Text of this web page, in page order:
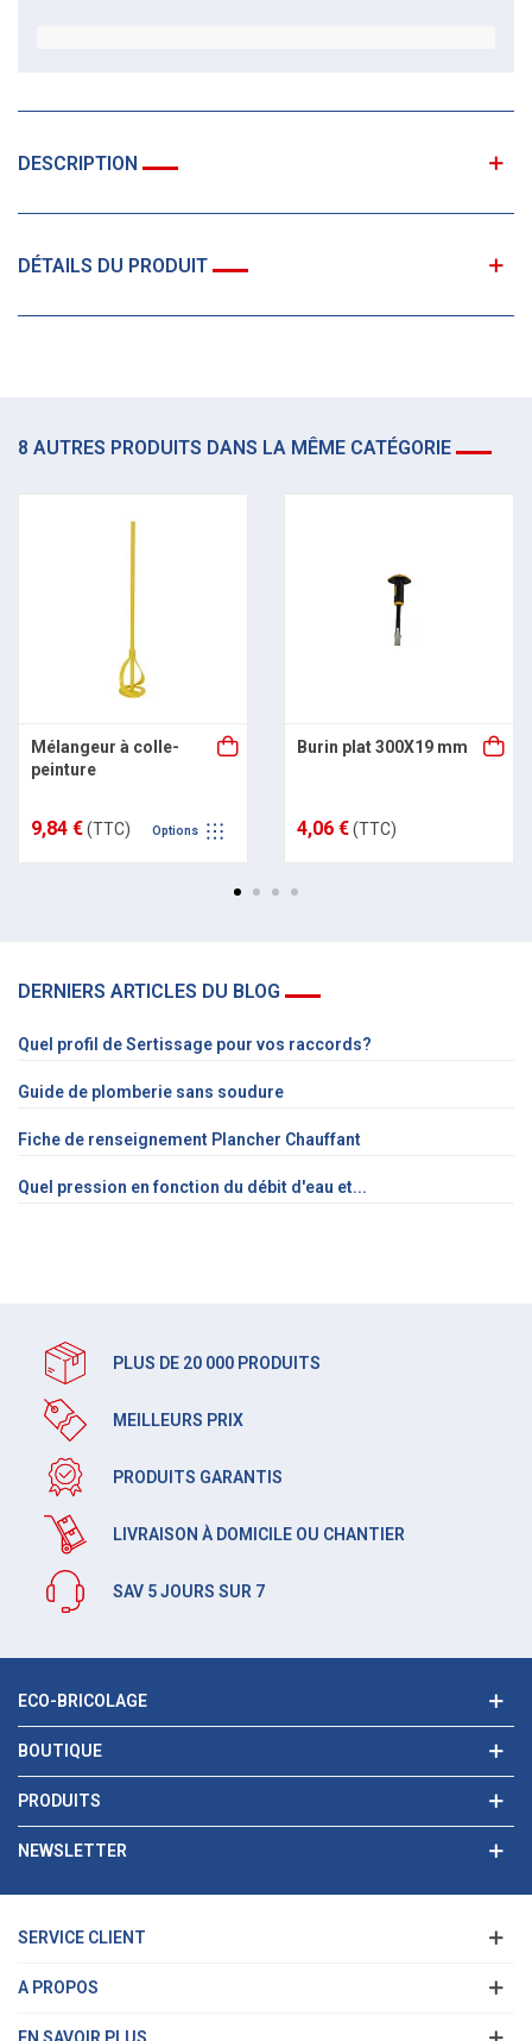
DESCRIPTION
DÉTAILS DU PRODUIT
8 AUTRES PRODUITS DANS LA MÊME CATÉGORIE
Mélangeur à colle-
peinture
9,84 €(TTC) Options
Burin plat 300X19 mm
4,06 €(TTC)
DERNIERS ARTICLES DU BLOG
Quel profil de Sertissage pour vos raccords?
Guide de plomberie sans soudure
Fiche de renseignement Plancher Chauffant
Quel pression en fonction du débit d'eau et...
PLUS DE 20 000 PRODUITS
MEILLEURS PRIX
PRODUITS GARANTIS
LIVRAISON À DOMICILE OU CHANTIER
SAV 5 JOURS SUR 7
ECO-BRICOLAGE
BOUTIQUE
PRODUITS
NEWSLETTER
SERVICE CLIENT
A PROPOS
EN SAVOIR PLUS